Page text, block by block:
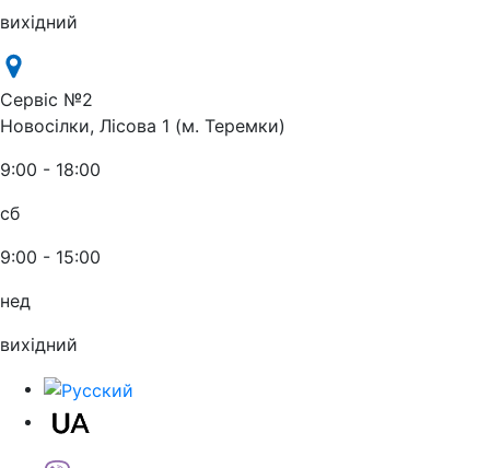
вихідний
Сервіс №2
Новосілки, Лісова 1 (м. Теремки)
9:00 - 18:00
сб
9:00 - 15:00
нед
вихідний